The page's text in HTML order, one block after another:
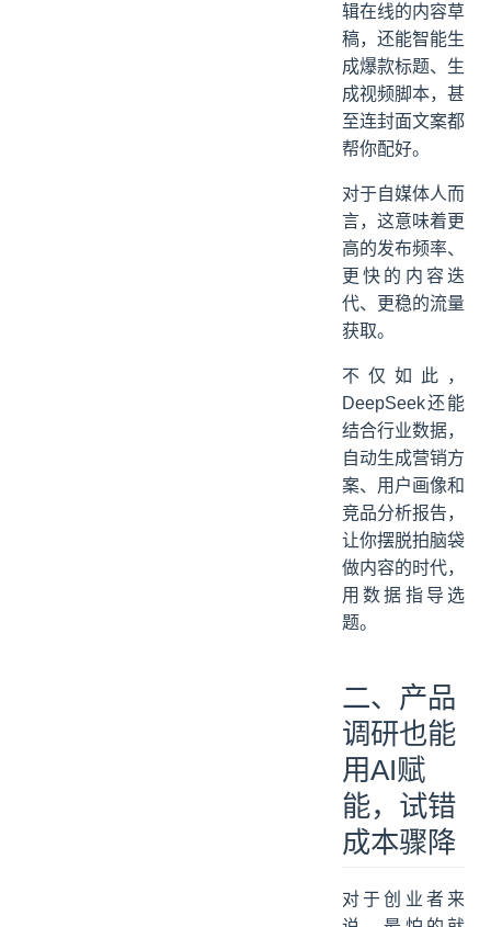
辑在线的内容草
稿，还能智能生
成爆款标题、生
成视频脚本，甚
至连封面文案都
帮你配好。
对于自媒体人而
言，这意味着更
高的发布频率、
更快的内容迭
代、更稳的流量
获取。
不仅如此，
DeepSeek还能
结合行业数据，
自动生成营销方
案、用户画像和
竞品分析报告，
让你摆脱拍脑袋
做内容的时代，
用数据指导选
题。
二、产品
调研也能
用AI赋
能，试错
成本骤降
对于创业者来